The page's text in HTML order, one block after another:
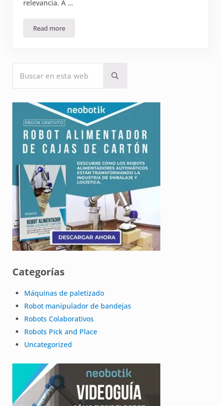
relevancia. A …
Read moreRobot manipulador de bandejas para carga y descarga en
Sidebar
Submit search
Categorías
Máquinas de paletizado
Robot manipulador de bandejas
Robots Colaborativos
Robots Pick and Place
Uncategorized